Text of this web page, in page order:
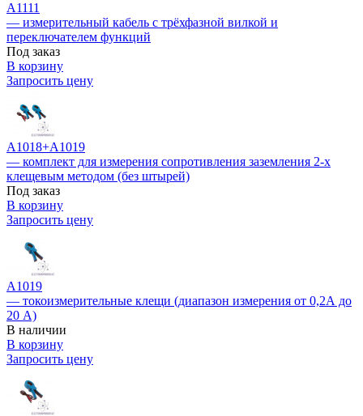
А1111
— измерительный кабель с трёхфазной вилкой и
переключателем функций
Под заказ
В корзину
Запросить цену
А1018+А1019
— комплект для измерения сопротивления заземления 2-х
клещевым методом (без штырей)
Под заказ
В корзину
Запросить цену
A1019
— токоизмерительные клещи (диапазон измерения от 0,2А до
20 А)
В наличии
В корзину
Запросить цену